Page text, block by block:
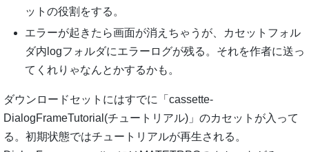
ットの役割をする。
エラーが起きたら画面が消えちゃうが、カセットフォル
ダ内logフォルダにエラーログが残る。それを作者に送っ
てくれりゃなんとかするかも。
ダウンロードセットにはすでに「cassette-
DialogFrameTutorial(チュートリアル)」のカセットが入って
る。初期状態ではチュートリアルが再生される。